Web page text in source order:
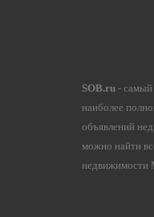
SOB.ru- самый
наиболее
объявлений
можно найти
недвижимости